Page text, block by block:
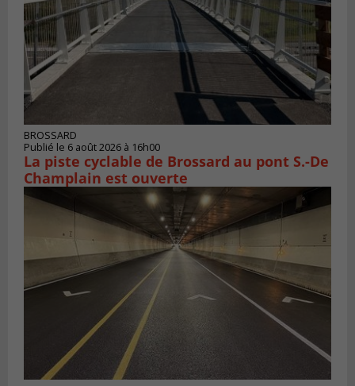
BROSSARD
Publié le 6 août 2026 à 16h00
La piste cyclable de Brossard au pont S.-De
Champlain est ouverte